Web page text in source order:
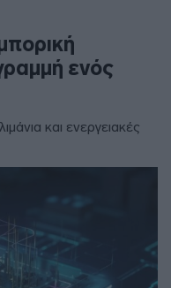
ενός
και ενεργειακές